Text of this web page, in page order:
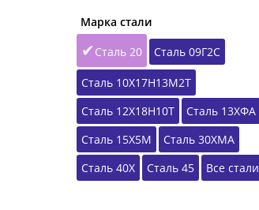
Марка стали
Сталь 20
Сталь 09Г2С
Сталь 10Х17Н13М2Т
Сталь 12Х18Н10Т
Сталь 13ХФА
Сталь 15Х5М
Сталь 30ХМА
Сталь 40Х
Сталь 45 Все стали